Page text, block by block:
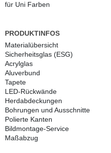
für Uni Farben
PRODUKTINFOS
Materialübersicht
Sicherheitsglas (ESG)
Acrylglas
Aluverbund
Tapete
LED-Rückwände
Herdabdeckungen
Bohrungen und Ausschnitte
Polierte Kanten
Bildmontage-Service
Maßabzug